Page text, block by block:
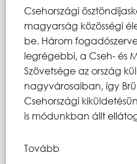
Csehországi
magyarság közösségi
be. Három
legrégebbi, a Cseh- és
Szövetsége az ország
nagyvárosaiban, így
Csehországi
is módunkban állt
Tovább